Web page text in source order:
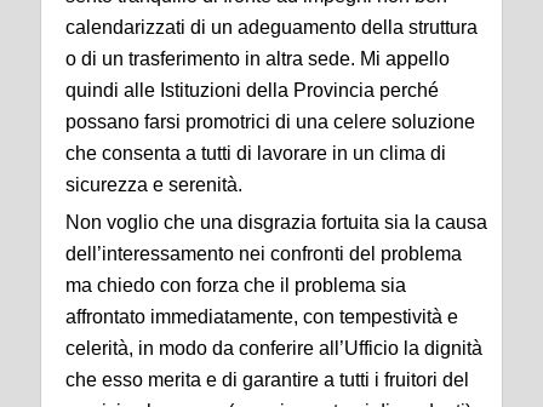
calendarizzati di un adeguamento della struttura
o di un trasferimento in altra sede. Mi appello
quindi alle Istituzioni della Provincia perché
possano farsi promotrici di una celere soluzione
che consenta a tutti di lavorare in un clima di
sicurezza e serenità.
Non voglio che una disgrazia fortuita sia la causa
dell’interessamento nei confronti del problema
ma chiedo con forza che il problema sia
affrontato immediatamente, con tempestività e
celerità, in modo da conferire all’Ufficio la dignità
che esso merita e di garantire a tutti i fruitori del